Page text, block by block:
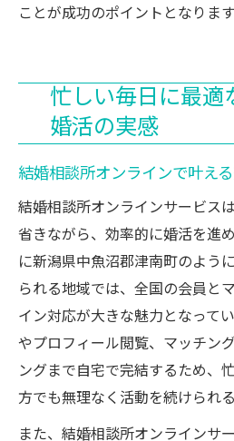
ことが成功のポイントとなります
忙しい毎日に最適
婚活の実感
結婚相談所オンラインで叶え
結婚相談所オンラインサービス
省きながら、効率的に婚活を進
に新潟県中魚沼郡津南町のよう
られる地域では、全国の会員と
イン対応が大きな魅力となって
やプロフィール閲覧、マッチン
ングまで自宅で完結するため、
方でも無理なく活動を続けられ
また、結婚相談所オンラインサ